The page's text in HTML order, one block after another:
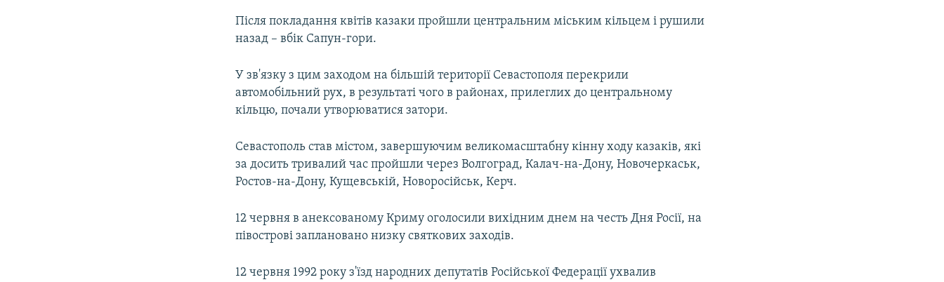
Після покладання квітів казаки пройшли центральним міським кільцем і рушили
назад – вбік Сапун-гори.
У зв'язку з цим заходом на більшій території Севастополя перекрили
автомобільний рух, в результаті чого в районах, прилеглих до центральному
кільцю, почали утворюватися затори.
Севастополь став містом, завершуючим великомасштабну кінну ходу казаків, які
за досить тривалий час пройшли через Волгоград, Калач-на-Дону, Новочеркаськ,
Ростов-на-Дону, Кущевській, Новоросійськ, Керч.
12 червня в анексованому Криму оголосили вихідним днем на честь Дня Росії, на
півострові заплановано низку святкових заходів.
12 червня 1992 року з'їзд народних депутатів Російської Федерації ухвалив